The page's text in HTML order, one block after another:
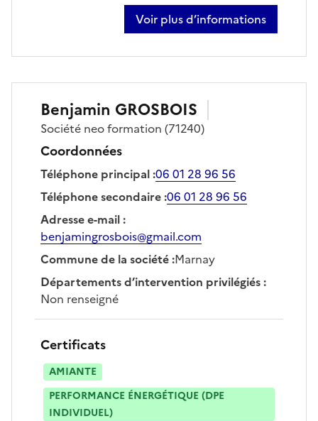
Voir plus d’informations
sur franck protet
Benjamin GROSBOIS
Société neo formation (71240)
Coordonnées
Téléphone principal:06 01 28 96 56
Téléphone secondaire:06 01 28 96 56
Adresse e-mail:
benjamingrosbois@gmail.com
Commune de la société:Marnay
Départements d’intervention privilégiés:
Non renseigné
Certificats
AMIANTE
PERFORMANCE ÉNERGÉTIQUE (DPE
INDIVIDUEL)